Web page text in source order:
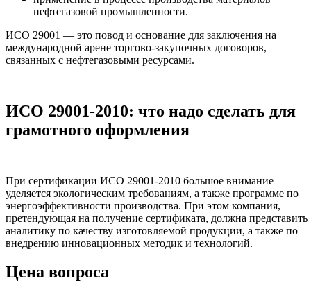
нефтегазовой промышленности.
ИСО 29001 — это повод и основание для заключения на
международной арене торгово-закупочных договоров,
связанных с нефтегазовыми ресурсами.
ИСО 29001-2010: что надо сделать для
грамотного оформления
При сертификации ИСО 29001-2010 большое внимание
уделяется экологическим требованиям, а также программе по
энергоэффективности производства. При этом компания,
претендующая на получение сертификата, должна представить
аналитику по качеству изготовляемой продукции, а также по
внедрению инновационных методик и технологий.
Цена вопроса